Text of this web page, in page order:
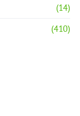
(14)
(410)